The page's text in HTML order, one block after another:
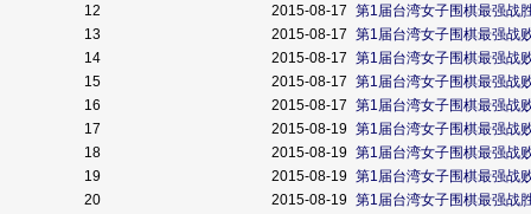
12
2015-08-17 第1届台湾女子围棋最强战
13
2015-08-17 第1届台湾女子围棋最强战
14
2015-08-17 第1届台湾女子围棋最强战
15
2015-08-17 第1届台湾女子围棋最强战
16
2015-08-17 第1届台湾女子围棋最强战
17
2015-08-19 第1届台湾女子围棋最强战
18
2015-08-19 第1届台湾女子围棋最强战
19
2015-08-19 第1届台湾女子围棋最强战
20
2015-08-19 第1届台湾女子围棋最强战